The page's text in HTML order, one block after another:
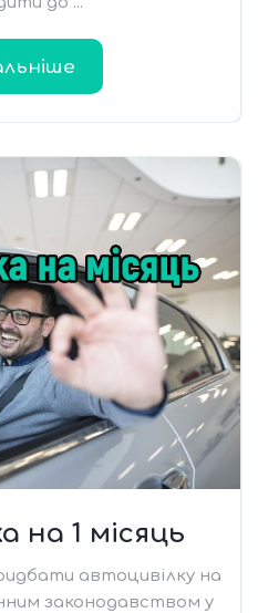
на 1 місяць
автоцивілку на
законодавством у